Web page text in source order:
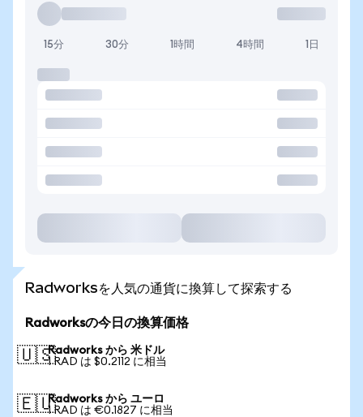
15分 30分 1時間 4時間 1日
Radworksを人気の通貨に換算して探索する
Radworksの今日の換算価格
🇺🇸Radworks から 米ドル
1 RAD は $0.2112 に相当
🇪🇺Radworks から ユーロ
1 RAD は €0.1827 に相当